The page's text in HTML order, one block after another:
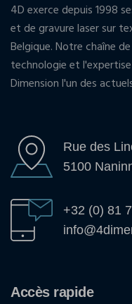
4D exerce depuis 1998
et de gravure laser sur
Belgique. Notre chaîne
technologie et
Dimension l'un des
Rue des
5100
+32 (0) 81
Accès rapide